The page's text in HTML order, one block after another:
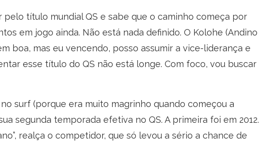
pelo título mundial QS e sabe que o caminho começa por
em jogo ainda. Não está nada definido. O Kolohe (Andino
boa, mas eu vencendo, posso assumir a vice-liderança e
esse título do QS não está longe. Com foco, vou buscar
surf (porque era muito magrinho quando começou a
segunda temporada efetiva no QS. A primeira foi em 2012.
realça o competidor, que só levou a sério a chance de